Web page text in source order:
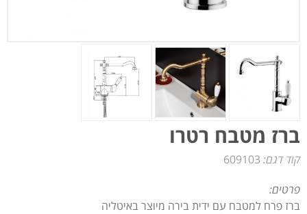
ברז מטבח רטרו
קוד דגם: 609103
פרטים:
ברז פרח למטבח עם ידית בירה מיוצר באיטליה